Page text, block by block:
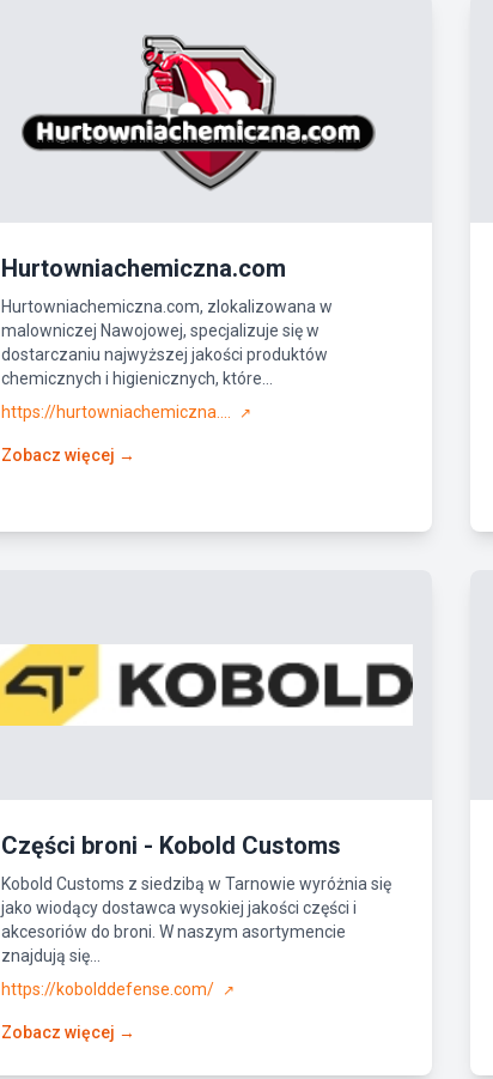
Hurtowniachemiczna.com
Hurtowniachemiczna.com, zlokalizowana w
malowniczej Nawojowej, specjalizuje się w
dostarczaniu najwyższej jakości produktów
chemicznych i higienicznych, które...
https://hurtowniachemiczna....
↗
Zobacz więcej →
Części broni - Kobold Customs
Kobold Customs z siedzibą w Tarnowie wyróżnia się
jako wiodący dostawca wysokiej jakości części i
akcesoriów do broni. W naszym asortymencie
znajdują się...
https://kobolddefense.com/
↗
Zobacz więcej →